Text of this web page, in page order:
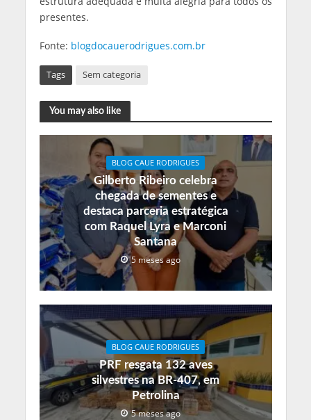
presentes.
Fonte: blogdocauerodrigues.com.br
Tags Sem categoria
You may also like
BLOG CAUE RODRIGUES
Gilberto Ribeiro celebra
chegada de sementes e
destaca parceria estratégica
com Raquel Lyra e Marconi
Santana
5 meses ago
BLOG CAUE RODRIGUES
PRF resgata 132 aves
silvestres na BR-407, em
Petrolina
5 meses ago